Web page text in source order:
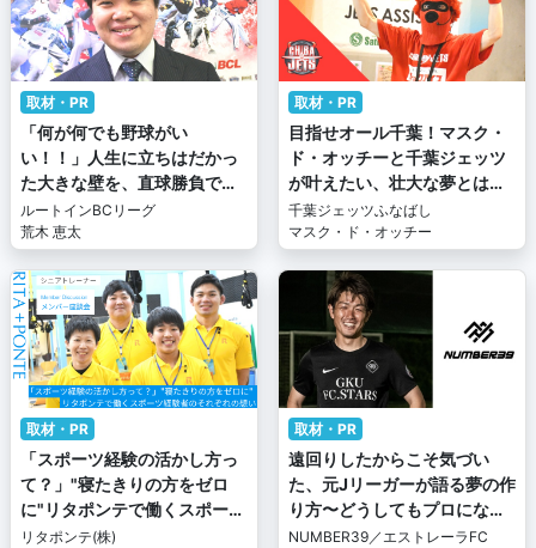
取材・PR
「何が何でも野球がい
い！！」人生に立ちはだかっ
た大きな壁を、直球勝負で打
ち破れ！～スポジョバ採用フ
ァイル#8～
ルートインBCリーグ
荒木 恵太
取材・PR
目指せオール千葉！マスク・
ド・オッチーと千葉ジェッツ
が叶えたい、壮大な夢とは【1
日密着企画】
千葉ジェッツふなばし
マスク・ド・オッチー
取材・PR
「スポーツ経験の活かし方っ
て？」"寝たきりの方をゼロ
に"リタポンテで働くスポーツ
経験者のそれぞれの想い【座
リタポンテ(株)
取材・PR
遠回りしたからこそ気づい
た、元Jリーガーが語る夢の作
り方〜どうしてもプロになり
たくて〜【前編】
NUMBER39／エストレーラFC